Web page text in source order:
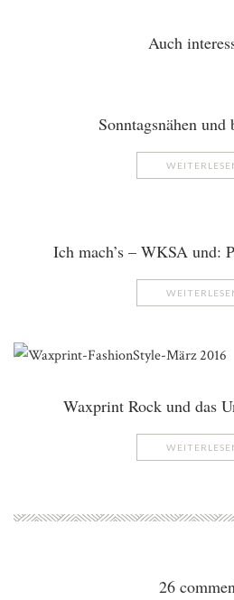
Auch
Sonntagsnähen und
Ich mach’s – WKSA und:
Waxprint Rock und das
26